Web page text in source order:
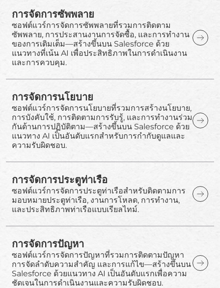
การจัดการซัพพลาย
ซอฟต์แวร์การจัดการซัพพลายที่รวมการติดตาม
ซัพพลาย, การประสานงานการจัดซื้อ, และการทำงาน
ของการเติมเต็ม—สร้างขึ้นบน Salesforce ด้วย
แนวทางที่เน้น AI เพื่อประสิทธิภาพในการดำเนินงาน
และการควบคุม.
การจัดการนโยบาย
ซอฟต์แวร์การจัดการนโยบายที่รวมการสร้างนโยบาย,
การบังคับใช้, การติดตามการรับรู้, และการทำงานร่วม
กันด้านการปฏิบัติตาม—สร้างขึ้นบน Salesforce ด้วย
แนวทาง AI เป็นอันดับแรกสำหรับการกำกับดูแลและ
ความรับผิดชอบ.
การจัดการประตูท่าเรือ
ซอฟต์แวร์การจัดการประตูท่าเรือสำหรับติดตามการ
มอบหมายประตูท่าเรือ, งานการโหลด, การทำงาน,
และประสิทธิภาพท่าเรือแบบเรียลไทม์.
การจัดการปัญหา
ซอฟต์แวร์การจัดการปัญหาที่รวมการติดตามปัญหา
การจัดลำดับความสำคัญ และการแก้ไข—สร้างขึ้นบน
Salesforce ด้วยแนวทาง AI เป็นอันดับแรกเพื่อความ
ชัดเจนในการดำเนินงานและความรับผิดชอบ.